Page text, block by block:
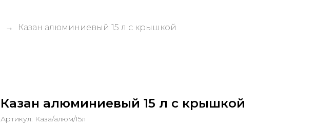
Казан алюминиевый 15 л с крышкой
Казан алюминиевый 15 л с крышкой
Артикул: Каза/алюм/15л